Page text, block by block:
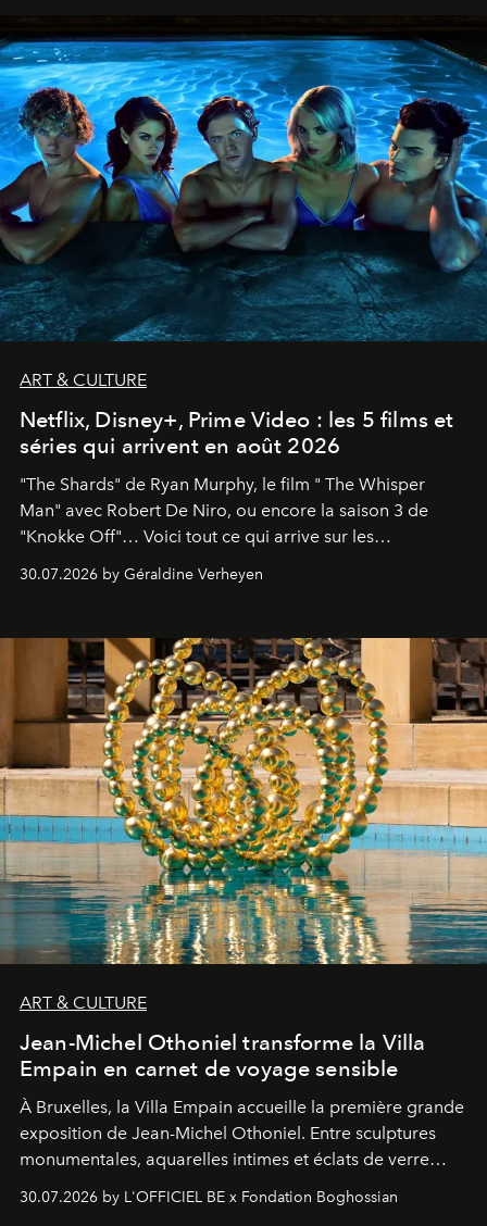
ART & CULTURE
Netflix, Disney+, Prime Video : les 5 films et
séries qui arrivent en août 2026
"The Shards" de Ryan Murphy, le film " The Whisper
Man" avec Robert De Niro, ou encore la saison 3 de
"Knokke Off"… Voici tout ce qui arrive sur les
30.07.2026 by Géraldine Verheyen
ART & CULTURE
Jean-Michel Othoniel transforme la Villa
Empain en carnet de voyage sensible
À Bruxelles, la Villa Empain accueille la première grande
exposition de Jean-Michel Othoniel. Entre sculptures
monumentales, aquarelles intimes et éclats de verre
émotionnel où chaque œuvre devient le souvenir
30.07.2026 by L'OFFICIEL BE x Fondation Boghossian